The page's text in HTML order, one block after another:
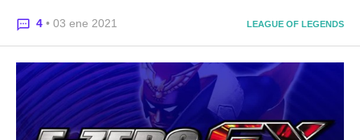
4 • 03 ene 2021 LEAGUE OF LEGENDS